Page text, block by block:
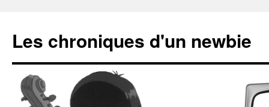
Les chroniques d'un newbie